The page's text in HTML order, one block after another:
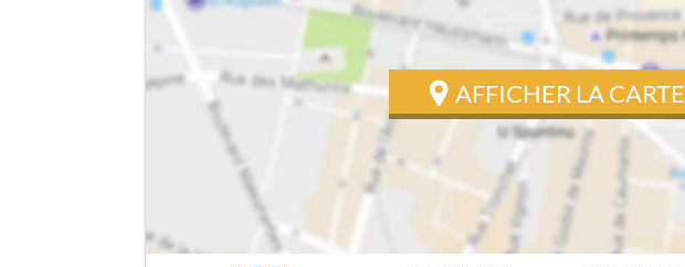
AFFICHER LA CARTE